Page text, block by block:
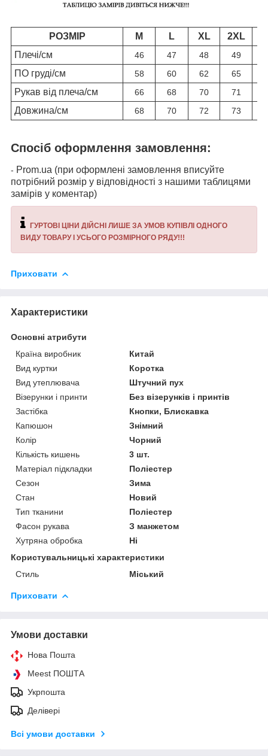
РОЗМІР M L XL 2XL
Плечі/см
46 47 48 49
ПО груді/см 58 60 62 65
Рукав від плеча/см 66 68 70 71
Довжина/см 68 70 72 73
Спосіб оформлення замовлення:
- Prom.ua (при оформлені замовлення вписуйте
потрібний розмір у відповідності з нашими таблицями
замірів у коментар)
ГУРТОВІ ЦІНИ ДІЙСНІ ЛИШЕ ЗА УМОВ КУПІВЛІ ОДНОГО
ВИДУ ТОВАРУ І УСЬОГО РОЗМІРНОГО РЯДУ!!!
Приховати
Характеристики
Основні атрибути
Країна виробник
Китай
Вид куртки
Коротка
Вид утеплювача
Штучний пух
Візерунки і принти
Без візерунків і принтів
Застібка
Кнопки, Блискавка
Капюшон
Знімний
Колір
Чорний
Кількість кишень
3 шт.
Матеріал підкладки
Поліестер
Сезон
Зима
Стан
Новий
Тип тканини
Поліестер
Фасон рукава
З манжетом
Хутряна обробка
Ні
Користувальницькі характеристики
Стиль
Міський
Приховати
Умови доставки
Нова Пошта
Meest ПОШТА
Укрпошта
Делівері
Всі умови доставки